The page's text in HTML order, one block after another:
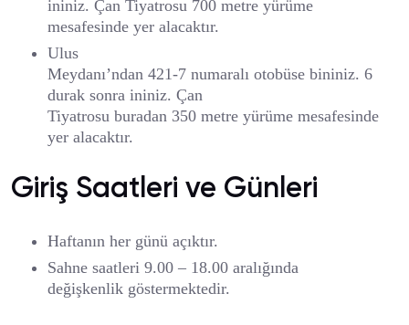
ininiz. Çan Tiyatrosu 700 metre yürüme
mesafesinde yer alacaktır.
Ulus
Meydanı’ndan 421-7 numaralı otobüse bininiz. 6
durak sonra ininiz. Çan
Tiyatrosu buradan 350 metre yürüme mesafesinde
yer alacaktır.
Giriş Saatleri ve Günleri
Haftanın her günü açıktır.
Sahne saatleri 9.00 – 18.00 aralığında
değişkenlik göstermektedir.